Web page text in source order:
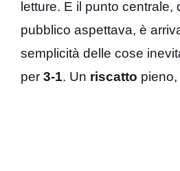
letture. E il punto centrale,
pubblico aspettava, è
semplicità delle cose
per 3-1. Un riscatto